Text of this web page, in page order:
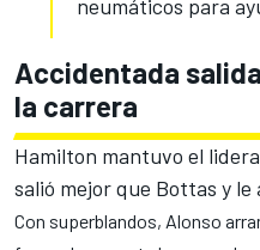
neumáticos para
Accidentada
la carrera
Hamilton mantuvo el
salió mejor que Bottas y
Con superblandos, Alonso